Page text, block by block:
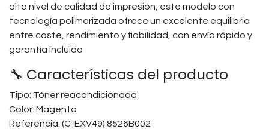
alto nivel de calidad de impresión, este modelo con
tecnología polimerizada ofrece un excelente equilibrio
entre coste, rendimiento y fiabilidad, con envío rápido y
garantía incluida
🔧 Características del producto
Tipo: Tóner reacondicionado
Color: Magenta
Referencia: (C-EXV49) 8526B002